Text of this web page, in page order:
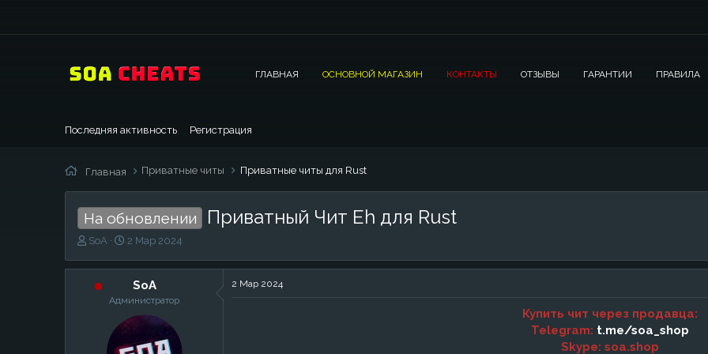
ГЛАВНАЯ ОСНОВНОЙ МАГАЗИН КОНТАКТЫ ОТЗЫВЫ ГАРАНТИИ ПРАВИЛА
Последняя активность Регистрация
Главная Приватные читы Приватные читы для Rust
На обновлении Приватный Чит Eh для Rust
А
т
SoA
Д
т
н
ч
2 Мар 2024
SoA
Администратор
2 Мар 2024
Купить чит через продавца:
Telegram: t.me/soa_shop
Skype: soa.shop